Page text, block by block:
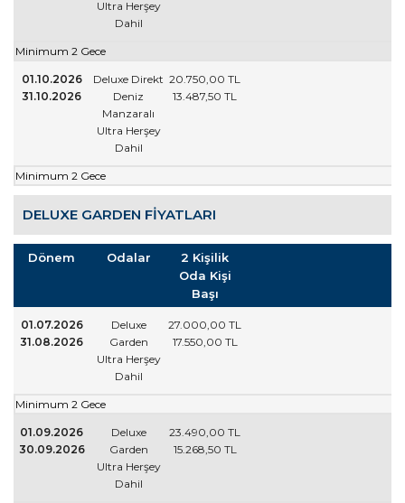
Ultra Herşey
Dahil
Minimum 2 Gece
01.10.2026
31.10.2026
Deluxe Direkt
Deniz
Manzaralı
Ultra Herşey
Dahil
20.750 ,00 TL
13.487 ,50 TL
Minimum 2 Gece
DELUXE GARDEN FIYATLARI
Dönem Odalar
2 Kişilik
Oda Kişi
Başı
01.07.2026
31.08.2026
Deluxe
Garden
Ultra Herşey
Dahil
27.000 ,00 TL
17.550 ,00 TL
Minimum 2 Gece
01.09.2026
30.09.2026
Deluxe
Garden
Ultra Herşey
Dahil
23.490 ,00 TL
15.268 ,50 TL